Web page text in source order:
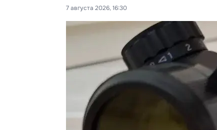
7 августа 2026, 16:30